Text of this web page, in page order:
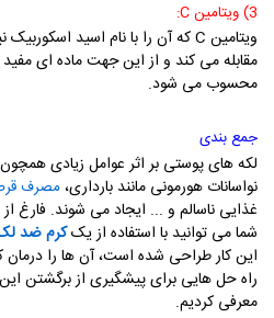
3) ویتامین :C
ویتامین Cکه آن را با نام اسید اسکوربیک
مقابله می کند و از این جهت ماده ای
محسوب می شود.
جمع بندی
لکه های پوستی بر اثر عوامل زیادی
نواسانات هورمونی مانند بارداری،مصرف
غذایی ناسالم و ... ایجاد می شوند. فارغ
شما می توانید با استفاده از یککرم ضد
این کار طراحی شده است، آن ها را درمان
راه حل هایی برای پیشگیری از برگشتن
معرفی کردیم.